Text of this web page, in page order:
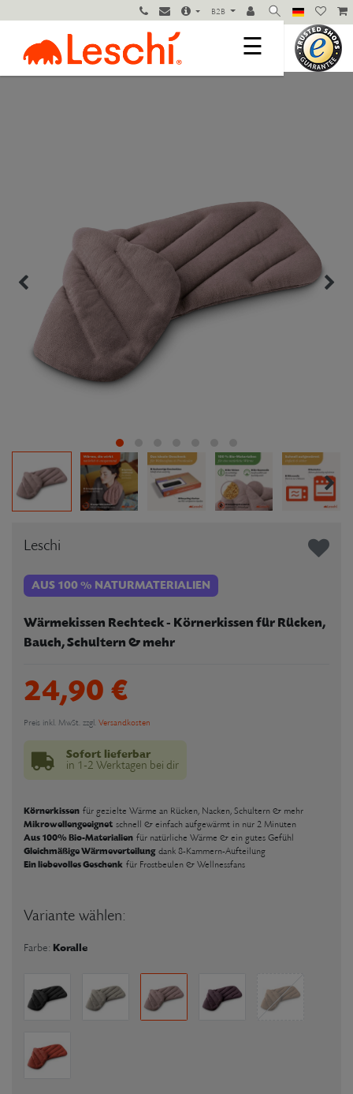
B2B
☰
Leschi
AUS 100 % NATURMATERIALIEN
Wärmekissen Rechteck - Körnerkissen für Rücken,
Bauch, Schultern & mehr
24,90 €
Preis inkl. MwSt. zzgl. Versandkosten
Sofort lieferbar
in 1-2 Werktagen bei dir
Körnerkissen für gezielte Wärme an Rücken, Nacken, Schultern & mehr
Mikrowellengeeignet schnell & einfach aufgewärmt in nur 2 Minuten
Aus 100% Bio-Materialien für natürliche Wärme & ein gutes Gefühl
Gleichmäßige Wärmeverteilung dank 8-Kammern-Aufteilung
Ein liebevolles Geschenk für Frostbeulen & Wellnessfans
Variante wählen:
Farbe: Koralle